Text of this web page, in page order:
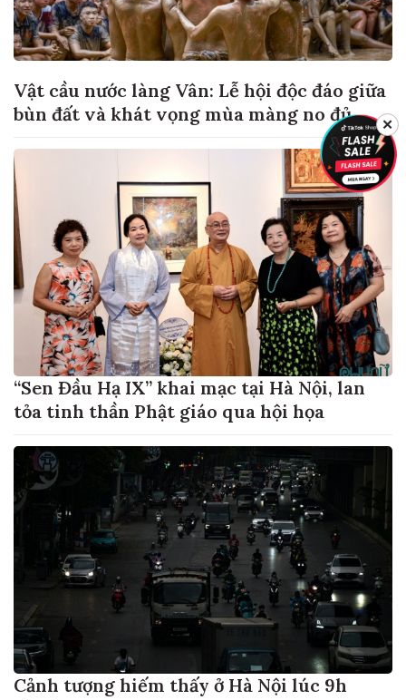
Vật cầu nước làng Vân: Lễ hội độc đáo giữa
bùn đất và khát vọng mùa màng no đủ
“Sen Đầu Hạ IX” khai mạc tại Hà Nội, lan
tỏa tinh thần Phật giáo qua hội họa
Cảnh tượng hiếm thấy ở Hà Nội lúc 9h
✕